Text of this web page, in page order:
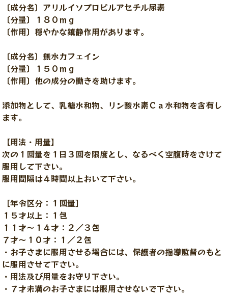
〔成分名〕アリルイソプロピルアセチル尿素
〔分量〕１８０ｍｇ
〔作用〕穏やかな鎮静作用があります。
〔成分名〕無水カフェイン
〔分量〕１５０ｍｇ
〔作用〕他の成分の働きを助けます。
添加物として、乳糖水和物、リン酸水素Ｃａ水和物を含有し
ます。
【用法・用量】
次の１回量を１日３回を限度とし、なるべく空腹時をさけて
服用して下さい。
服用間隔は４時間以上おいて下さい。
［年令区分：１回量］
１５才以上：１包
１１才～１４才：２／３包
７才～１０才：１／２包
・お子さまに服用させる場合には、保護者の指導監督のもと
に服用させて下さい。
・用法及び用量をお守り下さい。
・７才未満のお子さまには服用させないで下さい。